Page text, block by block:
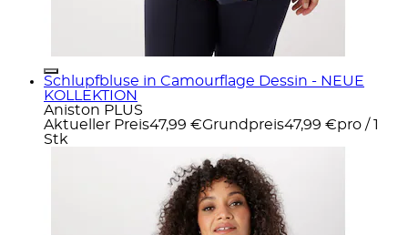
Schlupfbluse in Camourflage Dessin - NEUE
KOLLEKTION
Aniston PLUS
Aktueller Preis47,99 €Grundpreis47,99 €pro / 1
Stk